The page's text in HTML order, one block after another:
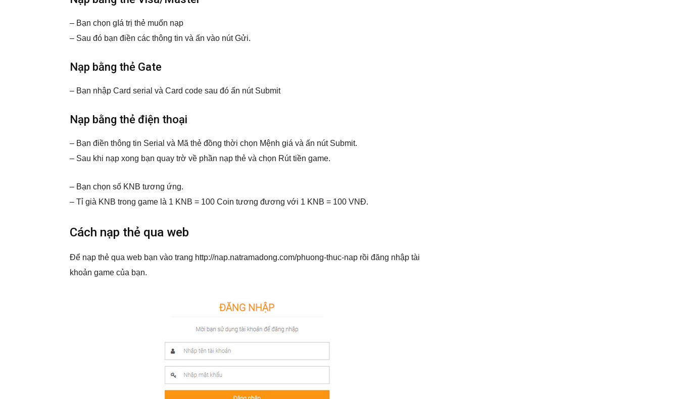
– Bạn chọn gIá trị thẻ muốn nạp
– Sau đó bạn điền các thông tin và ấn vào nút Gửi.
Nạp bằng thẻ Gate
– Bạn nhập Card serial và Card code sau đó ấn nút Submit
Nạp bằng thẻ điện thoại
– Bạn điền thông tin Serial và Mã thẻ đồng thời chọn Mệnh giá và ấn nút Submit.
– Sau khi nạp xong bạn quay trờ về phần nạp thẻ và chọn Rút tiền game.
– Bạn chọn số KNB tương ứng.
– Tỉ già KNB trong game là 1 KNB = 100 Coin tương đương với 1 KNB = 100 VNĐ.
Cách nạp thẻ qua web
Để nạp thẻ qua web bạn vào trang http://nap.natramadong.com/phuong-thuc-nap rồi đăng nhập tài
khoản game của bạn.